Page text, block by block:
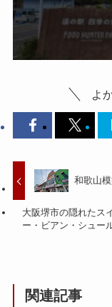
よ
和歌山
大阪堺市の隠れたス
ー・ビアン・シュー
関連記事